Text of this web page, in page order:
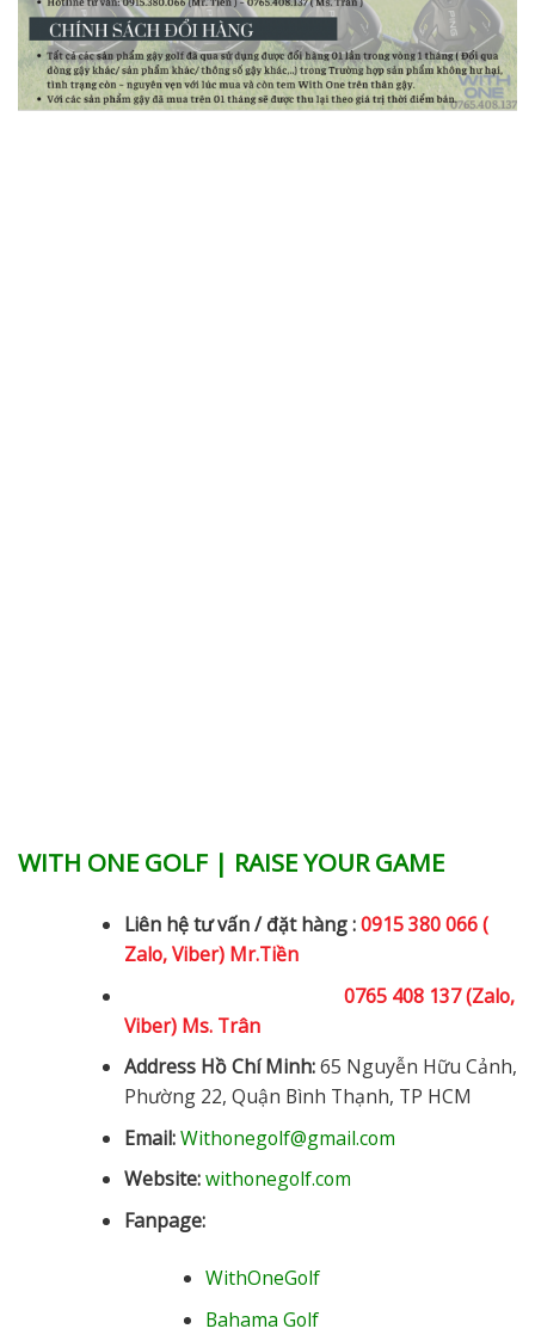
WITH ONE GOLF | RAISE YOUR GAME
Liên hệ tư vấn / đặt hàng :0915 380 066 (
Zalo, Viber) Mr.Tiền
0765 408 137 (Zalo,
Viber) Ms. Trân
Address Hồ Chí Minh:65 Nguyễn Hữu Cảnh,
Phường 22, Quận Bình Thạnh, TP HCM
Email:Withonegolf@gmail.com
Website:withonegolf.com
Fanpage:
WithOneGolf
Bahama Golf